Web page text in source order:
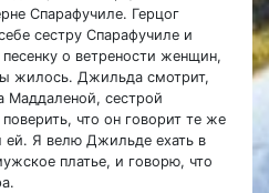
Спарафучиле. Герцог
сестру Спарафучиле и
о ветрености женщин,
жилось. Джильда смотрит,
Маддаленой, сестрой
что он говорит те же
ей. Я велю Джильде ехать в
платье, и говорю, что